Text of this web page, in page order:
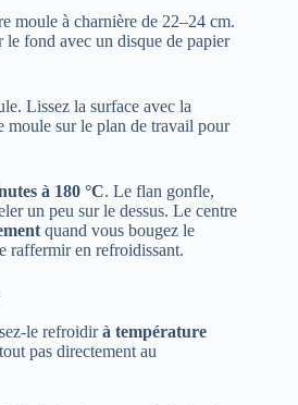
moule à charnière de 22–24 cm.
le fond avec un disque de papier
Lissez la surface avec la
moule sur le plan de travail pour
à 180 °C. Le flan gonfle,
un peu sur le dessus. Le centre
quand vous bougez le
raffermir en refroidissant.
le refroidirà température
pas directement au